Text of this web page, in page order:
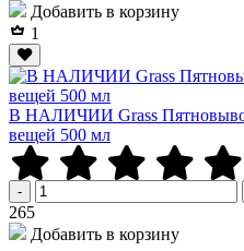
Добавить в корзину
1
В НАЛИЧИИ Grass
вещей 500 мл
-
265Р
Добавить в корзину